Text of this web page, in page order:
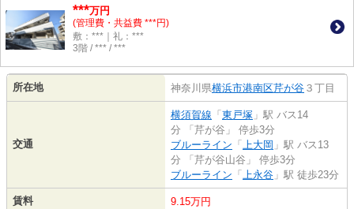
***万円
(管理費・共益費 ***円)
敷：***｜礼：***
3階 / *** / ***
所在地 神奈川県横浜市港南区芹が谷 ３丁目
交通
横須賀線 「 東戸塚 」駅 バス14
分 「芹が谷」 停歩3分
ブルーライン 「 上大岡 」駅 バス13
分 「芹が谷山谷」 停歩3分
ブルーライン 「 上永谷 」駅 徒歩23分
賃料 9.15万円